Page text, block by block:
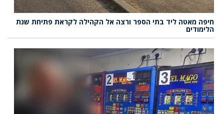
חיפה מאטה ליד בתי הספר ורצה אל הקהילה לקראת פתיחת שנת
הלימודים